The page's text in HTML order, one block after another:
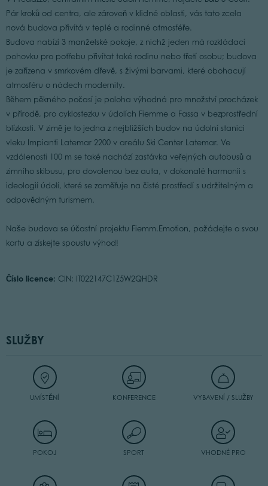
Pár kroků od centra, ale zároveň v klidné oblasti, vás tato zcela
nová budova přivítá v teplé a rodinné atmosféře.
Budova nabízí 3 manželské pokoje, z nichž jeden má rozkládací
pohovku pro potřebu přivítat také rodinu nebo třetí osobu; budova
je zařízena v smrkovém dřevě, s živými barvami, které obohacují
atmosféru o nádech modernity.
Během pěkného počasí je poloha výhodná pro množství procházek
v přírodě, pro cyklostezku v údolích Fiemme a Fassa v bezprostřední
blízkosti. V zimě je to jedna z nejbližších budov na údolní stanici
vleku Impianti Latemar 2200 v areálu Ski Center Latemar. Ve
vzdálenosti 100 m se také nachází zastávka veřejných autobusů a
zimního skibusu, pro dovolenou bez auta, v dokonalé harmonii s
ideologií údolí, které se zaměřuje na čisté prostředí s udržitelným a
odpovědným turismem.
Naše budova se účastní projektu Fiemm.Emotion, požádejte o svou
kartu a získejte spoustu výhod!
Číslo licence: CIN: IT022147C1Z5W2QHDR
SLUŽBY
UMÍSTĚNÍ KONFERENCE VYBAVENÍ / SLUŽBY
POKOJ SPORT VHODNÉ PRO